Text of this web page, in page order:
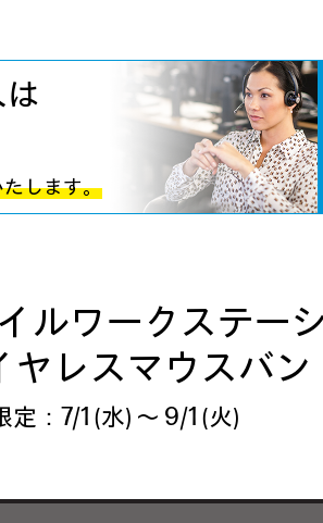
します。
ルワークステー
レスマウスバ
定： 7/1 (水) ～ 9/1 (火)